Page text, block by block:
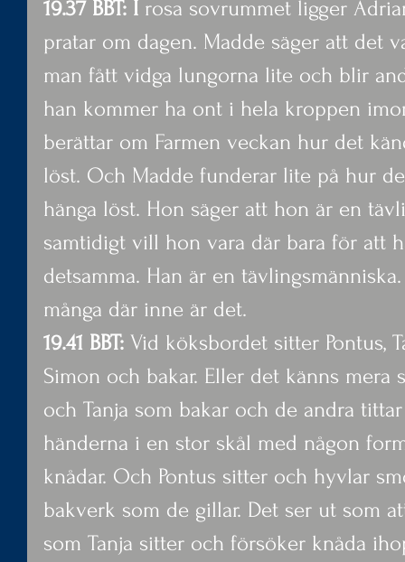
19.37 BBT: I rosa sovrummet ligger
pratar om dagen. Madde säger att det
man fått vidga lungorna lite och blir
han kommer ha ont i hela kroppen
berättar om Farmen veckan hur det
löst. Och Madde funderar lite på hur
hänga löst. Hon säger att hon är en
samtidigt vill hon vara där bara för att
detsamma. Han är en
många där inne är det.
19.41 BBT: Vid köksbordet sitter Pontus,
Simon och bakar. Eller det känns mera
och Tanja som bakar och de andra
händerna i en stor skål med någon
knådar. Och Pontus sitter och hyvlar
bakverk som de gillar. Det ser ut som
som Tanja sitter och försöker knåda